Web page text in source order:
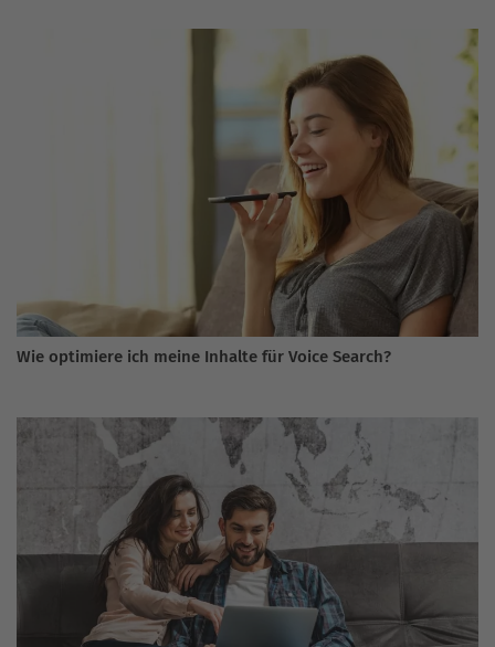
Wie optimiere ich meine Inhalte für Voice Search?